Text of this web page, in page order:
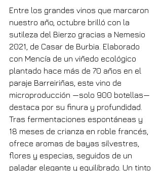
Entre los grandes vinos que marcaron
nuestro año, octubre brilló con la
sutileza del Bierzo gracias a Nemesio
2021, de Casar de Burbia. Elaborado
con Mencía de un viñedo ecológico
plantado hace más de 70 años en el
paraje Barreiriñas, este vino de
microproducción —solo 900 botellas—
destaca por su finura y profundidad.
Tras fermentaciones espontáneas y
18 meses de crianza en roble francés,
ofrece aromas de bayas silvestres,
flores y especias, seguidos de un
paladar elegante y equilibrado. Un tinto